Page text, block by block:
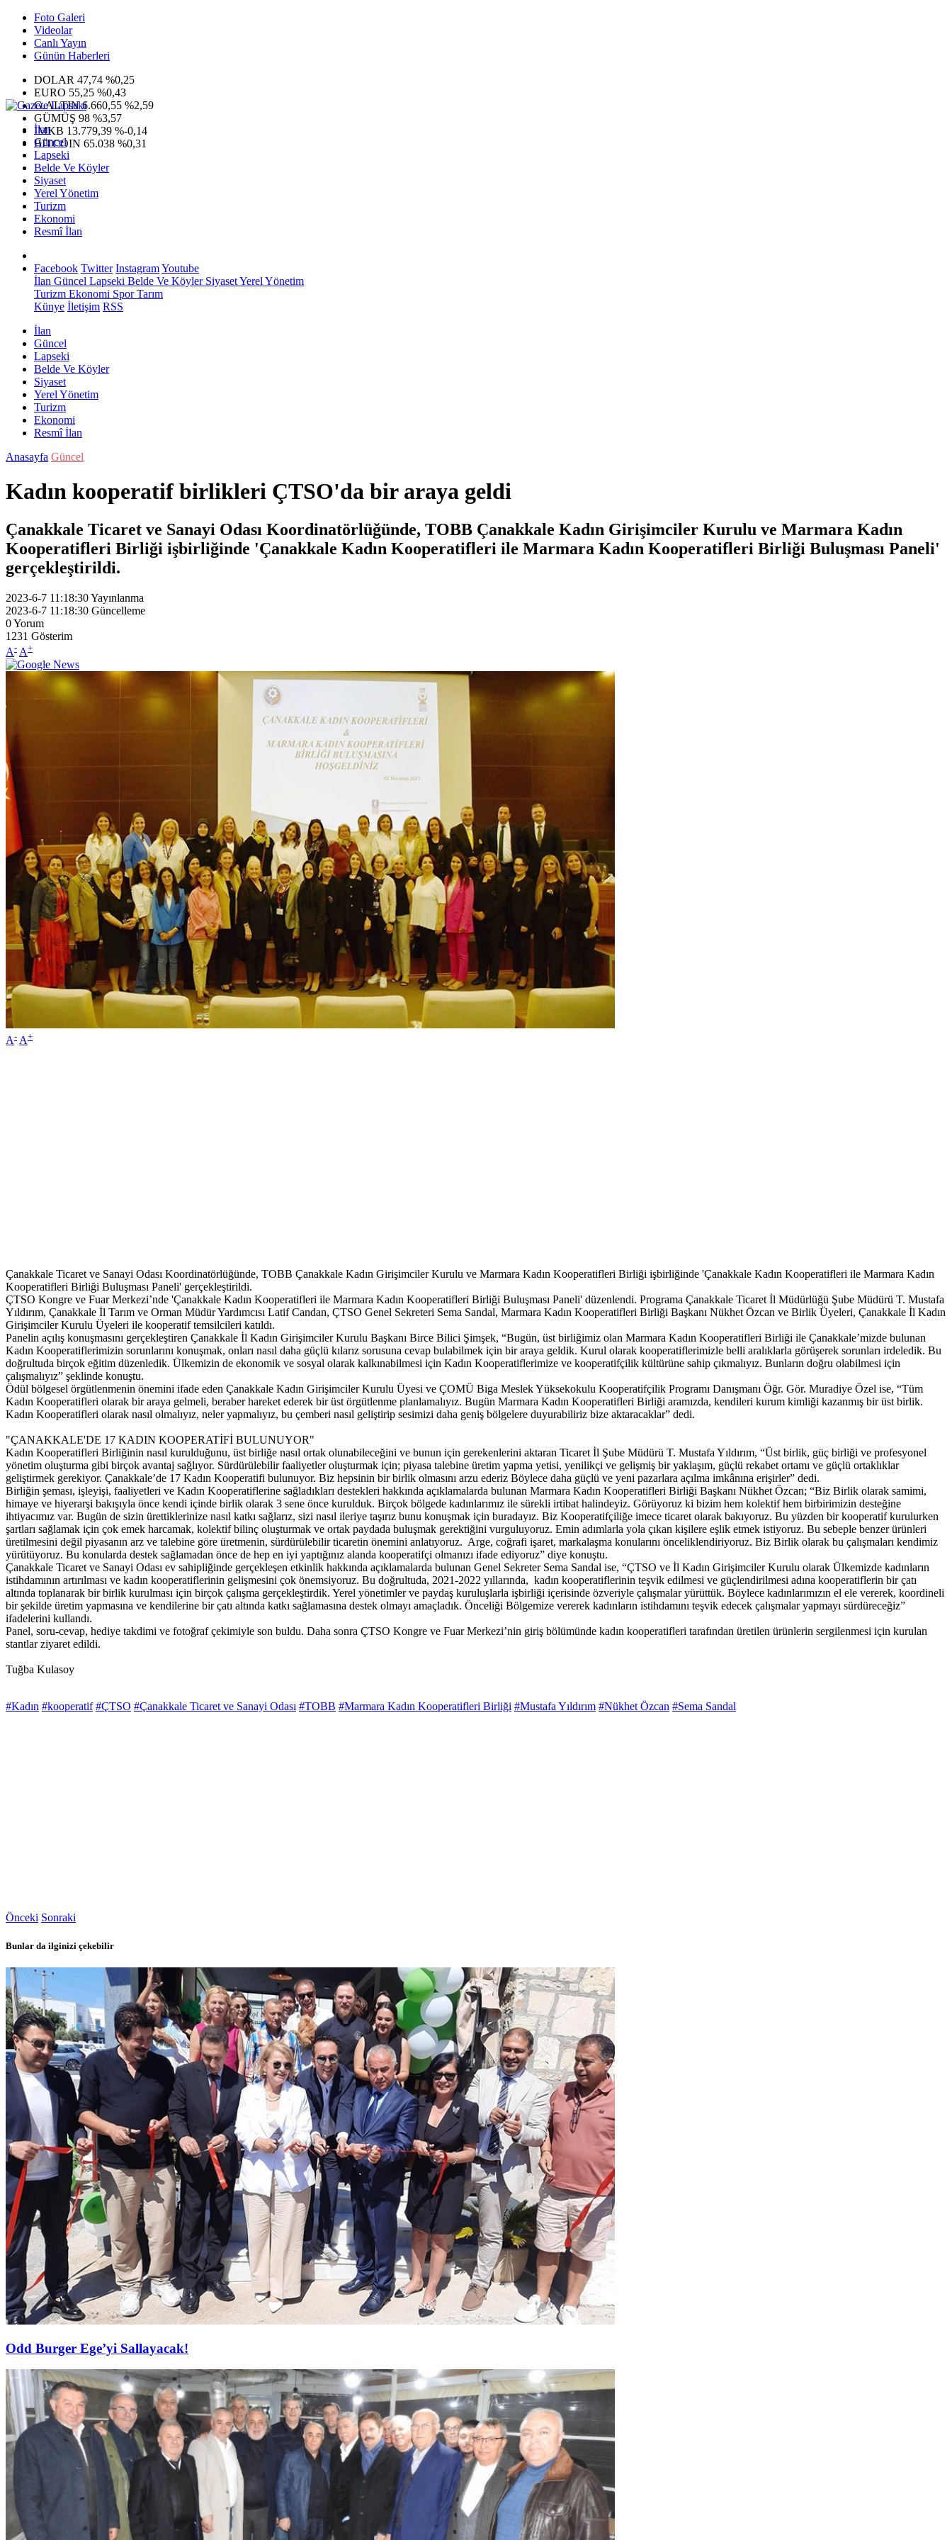
Foto Galeri
Videolar
Canlı Yayın
Günün Haberleri
DOLAR 47,74 %0,25
EURO 55,25 %0,43
G.ALTIN6.660,55 %2,59
GÜMÜŞ 98 %3,57
IMKB 13.779,39 %-0,14
BITCOIN 65.038 %0,31
İlan
Güncel
Lapseki
Belde Ve Köyler
Siyaset
Yerel Yönetim
Turizm
Ekonomi
Resmî İlan
Facebook Twitter InstagramYoutube
İlan Güncel Lapseki Belde Ve KöylerSiyasetYerel Yönetim
Turizm Ekonomi SporTarım
Künye İletişim RSS
İlan
Güncel
Lapseki
Belde Ve Köyler
Siyaset
Yerel Yönetim
Turizm
Ekonomi
Resmî İlan
Anasayfa Güncel
Kadın kooperatif birlikleri ÇTSO'da bir araya geldi
Çanakkale Ticaret ve Sanayi Odası Koordinatörlüğünde, TOBB Çanakkale Kadın Girişimciler Kurulu ve Marmara Kadın
Kooperatifleri Birliği işbirliğinde 'Çanakkale Kadın Kooperatifleri ile Marmara Kadın Kooperatifleri Birliği Buluşması Paneli'
gerçekleştirildi.
2023-6-7 11:18:30Yayınlanma
2023-6-7 11:18:30 Güncelleme
0Yorum
1231 Gösterim
A- A+
A- A+
Çanakkale Ticaret ve Sanayi Odası Koordinatörlüğünde, TOBB Çanakkale Kadın Girişimciler Kurulu ve Marmara Kadın Kooperatifleri Birliği işbirliğinde 'Çanakkale Kadın Kooperatifleri ile Marmara Kadın
Kooperatifleri Birliği Buluşması Paneli' gerçekleştirildi.
ÇTSO Kongre ve Fuar Merkezi’nde 'Çanakkale Kadın Kooperatifleri ile Marmara Kadın Kooperatifleri Birliği Buluşması Paneli' düzenlendi. Programa Çanakkale Ticaret İl Müdürlüğü Şube Müdürü T. Mustafa
Yıldırım, Çanakkale İl Tarım ve Orman Müdür Yardımcısı Latif Candan, ÇTSO Genel Sekreteri Sema Sandal, Marmara Kadın Kooperatifleri Birliği Başkanı Nükhet Özcan ve Birlik Üyeleri, Çanakkale İl Kadın
Girişimciler Kurulu Üyeleri ile kooperatif temsilcileri katıldı.
Panelin açılış konuşmasını gerçekleştiren Çanakkale İl Kadın Girişimciler Kurulu Başkanı Birce Bilici Şimşek, “Bugün, üst birliğimiz olan Marmara Kadın Kooperatifleri Birliği ile Çanakkale’mizde bulunan
Kadın Kooperatiflerimizin sorunlarını konuşmak, onları nasıl daha güçlü kılarız sorusuna cevap bulabilmek için bir araya geldik. Kurul olarak kooperatiflerimizle belli aralıklarla görüşerek sorunları irdeledik. Bu
doğrultuda birçok eğitim düzenledik. Ülkemizin de ekonomik ve sosyal olarak kalkınabilmesi için Kadın Kooperatiflerimize ve kooperatifçilik kültürüne sahip çıkmalıyız. Bunların doğru olabilmesi için
çalışmalıyız” şeklinde konuştu.
Ödül bölgesel örgütlenmenin önemini ifade eden Çanakkale Kadın Girişimciler Kurulu Üyesi ve ÇOMÜ Biga Meslek Yüksekokulu Kooperatifçilik Programı Danışmanı Öğr. Gör. Muradiye Özel ise, “Tüm
Kadın Kooperatifleri olarak bir araya gelmeli, beraber hareket ederek bir üst örgütlenme planlamalıyız. Bugün Marmara Kadın Kooperatifleri Birliği aramızda, kendileri kurum kimliği kazanmış bir üst birlik.
Kadın Kooperatifleri olarak nasıl olmalıyız, neler yapmalıyız, bu çemberi nasıl geliştirip sesimizi daha geniş bölgelere duyurabiliriz bize aktaracaklar” dedi.
"ÇANAKKALE'DE 17 KADIN KOOPERATİFİ BULUNUYOR"
Kadın Kooperatifleri Birliğinin nasıl kurulduğunu, üst birliğe nasıl ortak olunabileceğini ve bunun için gerekenlerini aktaran Ticaret İl Şube Müdürü T. Mustafa Yıldırım, “Üst birlik, güç birliği ve profesyonel
yönetim oluşturma gibi birçok avantaj sağlıyor. Sürdürülebilir faaliyetler oluşturmak için; piyasa talebine üretim yapma yetisi, yenilikçi ve gelişmiş bir yaklaşım, güçlü rekabet ortamı ve güçlü ortaklıklar
geliştirmek gerekiyor. Çanakkale’de 17 Kadın Kooperatifi bulunuyor. Biz hepsinin bir birlik olmasını arzu ederiz Böylece daha güçlü ve yeni pazarlara açılma imkânına erişirler” dedi.
Birliğin şeması, işleyişi, faaliyetleri ve Kadın Kooperatiflerine sağladıkları destekleri hakkında açıklamalarda bulunan Marmara Kadın Kooperatifleri Birliği Başkanı Nükhet Özcan; “Biz Birlik olarak samimi,
himaye ve hiyerarşi bakışıyla önce kendi içinde birlik olarak 3 sene önce kurulduk. Birçok bölgede kadınlarımız ile sürekli irtibat halindeyiz. Görüyoruz ki bizim hem kolektif hem birbirimizin desteğine
ihtiyacımız var. Bugün de sizin ürettiklerinize nasıl katkı sağlarız, sizi nasıl ileriye taşırız bunu konuşmak için buradayız. Biz Kooperatifçiliğe imece ticaret olarak bakıyoruz. Bu yüzden bir kooperatif kurulurken
şartları sağlamak için çok emek harcamak, kolektif bilinç oluşturmak ve ortak paydada buluşmak gerektiğini vurguluyoruz. Emin adımlarla yola çıkan kişilere eşlik etmek istiyoruz. Bu sebeple benzer ürünleri
üretilmesini değil piyasanın arz ve talebine göre üretmenin, sürdürülebilir ticaretin önemini anlatıyoruz. Arge, coğrafi işaret, markalaşma konularını önceliklendiriyoruz. Biz Birlik olarak bu çalışmaları kendimiz
yürütüyoruz. Bu konularda destek sağlamadan önce de hep en iyi yaptığınız alanda kooperatifçi olmanızı ifade ediyoruz” diye konuştu.
Çanakkale Ticaret ve Sanayi Odası ev sahipliğinde gerçekleşen etkinlik hakkında açıklamalarda bulunan Genel Sekreter Sema Sandal ise, “ÇTSO ve İl Kadın Girişimciler Kurulu olarak Ülkemizde kadınların
istihdamının artırılması ve kadın kooperatiflerinin gelişmesini çok önemsiyoruz. Bu doğrultuda, 2021-2022 yıllarında, kadın kooperatiflerinin teşvik edilmesi ve güçlendirilmesi adına kooperatiflerin bir çatı
altında toplanarak bir birlik kurulması için birçok çalışma gerçekleştirdik. Yerel yönetimler ve paydaş kuruluşlarla işbirliği içerisinde özveriyle çalışmalar yürüttük. Böylece kadınlarımızın el ele vererek, koordineli
bir şekilde üretim yapmasına ve kendilerine bir çatı altında katkı sağlamasına destek olmayı amaçladık. Önceliği Bölgemize vererek kadınların istihdamını teşvik edecek çalışmalar yapmayı sürdüreceğiz”
ifadelerini kullandı.
Panel, soru-cevap, hediye takdimi ve fotoğraf çekimiyle son buldu. Daha sonra ÇTSO Kongre ve Fuar Merkezi’nin giriş bölümünde kadın kooperatifleri tarafından üretilen ürünlerin sergilenmesi için kurulan
stantlar ziyaret edildi.
Tuğba Kulasoy
#Kadın #kooperatif #ÇTSO #Çanakkale Ticaret ve Sanayi Odası #TOBB #Marmara Kadın Kooperatifleri Birliği #Mustafa Yıldırım #Nükhet Özcan #Sema Sandal
Önceki Sonraki
Bunlar da ilginizi çekebilir
Odd Burger Ege’yi Sallayacak!